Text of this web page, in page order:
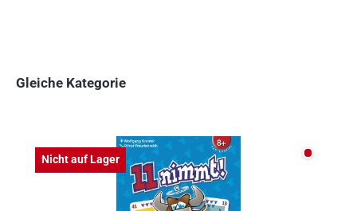
Gleiche Kategorie
Nicht auf Lager Nicht